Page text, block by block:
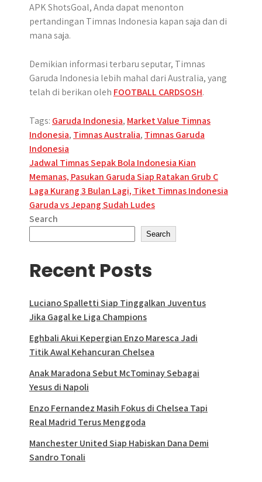
APK ShotsGoal, Anda dapat menonton
pertandingan Timnas Indonesia kapan saja dan di
mana saja.
Demikian informasi terbaru seputar, Timnas
Garuda Indonesia lebih mahal dari Australia, yang
telah di berikan oleh FOOTBALL CARDSOSH.
Tags: Garuda Indonesia, Market Value Timnas
Indonesia, Timnas Australia, Timnas Garuda
Indonesia
Post
navigation
Jadwal Timnas Sepak Bola Indonesia Kian
Memanas, Pasukan Garuda Siap Ratakan Grub C
Laga Kurang 3 Bulan Lagi, Tiket Timnas Indonesia
Garuda vs Jepang Sudah Ludes
Search
Search
Recent Posts
Luciano Spalletti Siap Tinggalkan Juventus
Jika Gagal ke Liga Champions
Eghbali Akui Kepergian Enzo Maresca Jadi
Titik Awal Kehancuran Chelsea
Anak Maradona Sebut McTominay Sebagai
Yesus di Napoli
Enzo Fernandez Masih Fokus di Chelsea Tapi
Real Madrid Terus Menggoda
Manchester United Siap Habiskan Dana Demi
Sandro Tonali